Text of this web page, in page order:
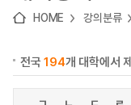
HOME 강의분류
전국194개 대학에서